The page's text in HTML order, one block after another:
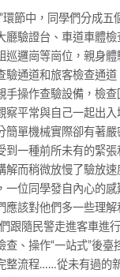
環節中，同學們分成五
廳驗證台、車道車體檢
巡邏崗等崗位，親身
驗通道和旅客檢查通
手操作查驗設備，檢
察平常與自己一起出
簡單機械實際卻有著
到一種前所未有的緊
解而稍微放慢了驗放速
一位同學發自內心的感
應該對他們多一些理解
跟隨民警走進客車進
查、操作“一站式”後臺
整流程……從未有過的